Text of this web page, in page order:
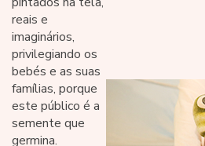
reais e
imaginários,
privilegiando os
bebés e as suas
famílias, porque
este público é a
semente que
germina.